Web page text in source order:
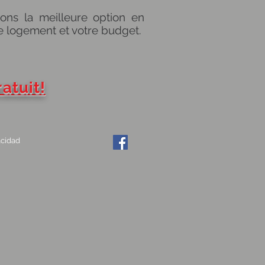
la meilleure option en
logement et votre budget.